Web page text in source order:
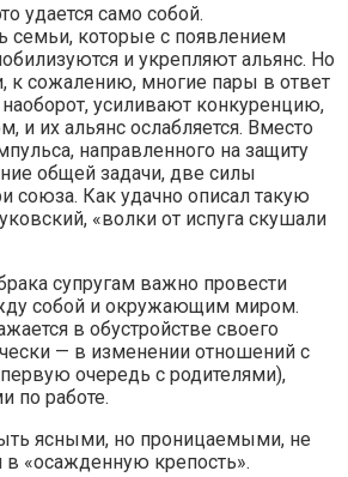
удается само собой.
семьи, которые с появлением
и укрепляют альянс. Но
к сожалению, многие пары в ответ
усиливают конкуренцию,
и их альянс ослабляется. Вместо
направленного на защиту
общей задачи, две силы
союза. Как удачно описал такую
«волки от испуга скушали
супругам важно провести
собой и окружающим миром.
в обустройстве своего
— в изменении отношений с
очередь с родителями),
по работе.
ясными, но проницаемыми, не
в «осажденную крепость».